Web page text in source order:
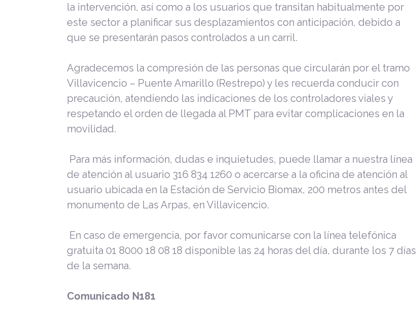
la intervención, así como a los usuarios que transitan habitualmente por
este sector a planificar sus desplazamientos con anticipación, debido a
que se presentarán pasos controlados a un carril.
Agradecemos la compresión de las personas que circularán por el tramo
Villavicencio – Puente Amarillo (Restrepo) y les recuerda conducir con
precaución, atendiendo las indicaciones de los controladores viales y
respetando el orden de llegada al PMT para evitar complicaciones en la
movilidad.
Para más información, dudas e inquietudes, puede llamar a nuestra línea
de atención al usuario 316 834 1260 o acercarse a la oficina de atención al
usuario ubicada en la Estación de Servicio Biomax, 200 metros antes del
monumento de Las Arpas, en Villavicencio.
En caso de emergencia, por favor comunicarse con la línea telefónica
gratuita 01 8000 18 08 18 disponible las 24 horas del día, durante los 7 días
de la semana.
Comunicado N181